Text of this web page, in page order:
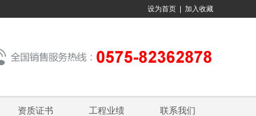
设为首页 加入收藏
资质证书 工程业绩 联系我们